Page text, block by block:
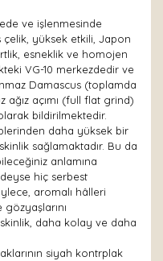
ve işlenmesinde
çelik, yüksek etkili, Japon
esneklik ve homojen
VG-10 merkezdedir ve
Damascus (toplamda
ağız açımı (full flat grind)
bildirilmektedir.
daha yüksek bir
sağlamaktadır. Bu da
anlamına
hiç serbest
aromalı hâlleri
daha kolay ve daha
siyah kontrplak